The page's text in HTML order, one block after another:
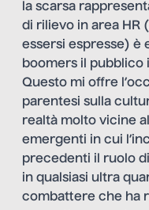
la scarsa
di rilievo in area HR
essersi espresse) è
boomers il pubblico
Questo mi offre
parentesi sulla
realtà molto vicine
emergenti in cui
precedenti il ruolo
in qualsiasi ultra
combattere che ha